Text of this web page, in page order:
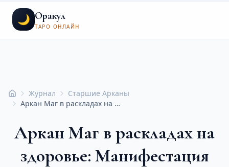
🌙 Оракул
ТАРО ОНЛАЙН
ГлавнаяЖурнал
Старшие Арканы
Аркан Маг в раскладах на здоровье: Манифестация жизненной силы и триумф воли
Аркан Маг в раскладах на
здоровье: Манифестация